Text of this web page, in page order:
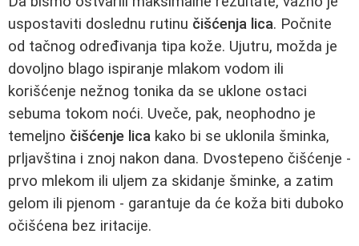
uspostaviti doslednu rutinu čišćenja lica. Počnite
od tačnog određivanja tipa kože. Ujutru, možda je
dovoljno blago ispiranje mlakom vodom ili
korišćenje nežnog tonika da se uklone ostaci
sebuma tokom noći. Uveče, pak, neophodno je
temeljno čišćenje lica kako bi se uklonila šminka,
prljavština i znoj nakon dana. Dvostepeno čišćenje -
prvo mlekom ili uljem za skidanje šminke, a zatim
gelom ili pjenom - garantuje da će koža biti duboko
očišćena bez iritacije.